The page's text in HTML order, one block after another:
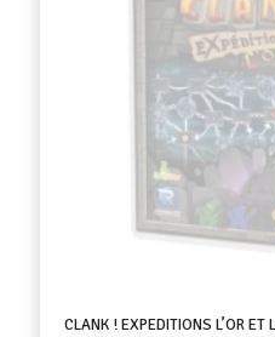
CLANK ! EXPEDITIONS L’OR